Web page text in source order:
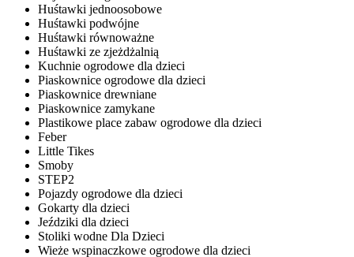
Huśtawki jednoosobowe
Huśtawki podwójne
Huśtawki równoważne
Huśtawki ze zjeżdżalnią
Kuchnie ogrodowe dla dzieci
Piaskownice ogrodowe dla dzieci
Piaskownice drewniane
Piaskownice zamykane
Plastikowe place zabaw ogrodowe dla dzieci
Feber
Little Tikes
Smoby
STEP2
Pojazdy ogrodowe dla dzieci
Gokarty dla dzieci
Jeździki dla dzieci
Stoliki wodne Dla Dzieci
Wieże wspinaczkowe ogrodowe dla dzieci